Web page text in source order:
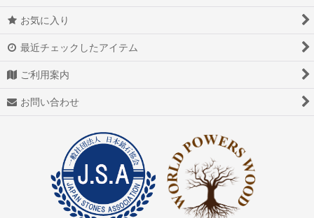
お気に入り
最近チェックしたアイテム
ご利用案内
お問い合わせ